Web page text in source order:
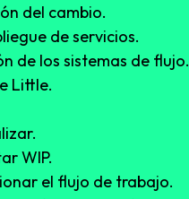
del cambio.
de servicios.
de los sistemas de flujo.
Little.
WIP.
el flujo de trabajo.